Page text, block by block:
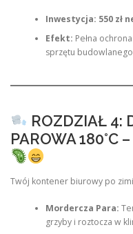
Inwestycja: 550 zł
Efekt: Pełna
sprzętu
ROZDZIAŁ 4:
PAROWA 180°C
Twój kontener biurowy po
Mordercza Para:
grzyby i roztocza w